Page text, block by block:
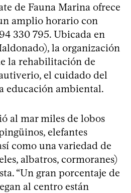
de Fauna Marina ofrece
amplio horario con
330 795. Ubicada en
la organización
la rehabilitación de
el cuidado del
educación ambiental.
al mar miles de lobos
elefantes
como una variedad de
albatros, cormoranes)
“Un gran porcentaje de
al centro están